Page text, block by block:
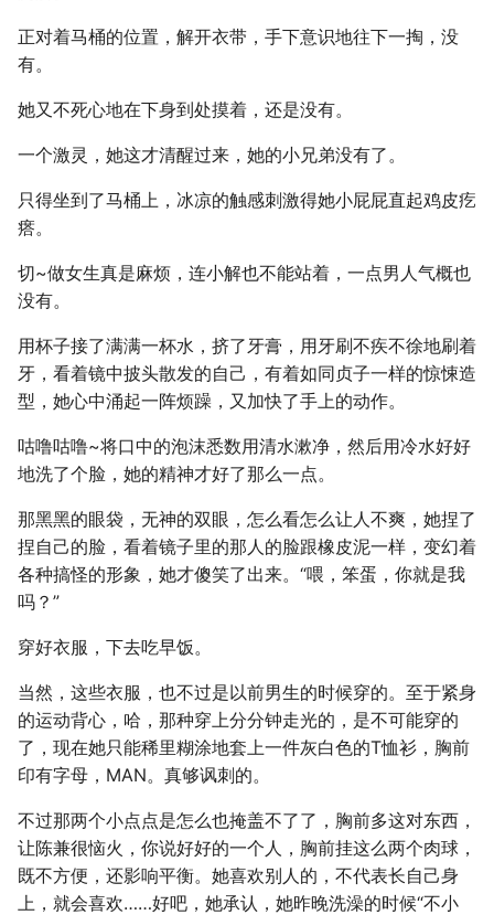
正对着马桶的位置，解开衣带，手下意识地往下一掏，没
有。
她又不死心地在下身到处摸着，还是没有。
一个激灵，她这才清醒过来，她的小兄弟没有了。
只得坐到了马桶上，冰凉的触感刺激得她小屁屁直起鸡皮疙
瘩。
切~做女生真是麻烦，连小解也不能站着，一点男人气概也
没有。
用杯子接了满满一杯水，挤了牙膏，用牙刷不疾不徐地刷着
牙，看着镜中披头散发的自己，有着如同贞子一样的惊悚造
型，她心中涌起一阵烦躁，又加快了手上的动作。
咕噜咕噜~将口中的泡沫悉数用清水漱净，然后用冷水好好
地洗了个脸，她的精神才好了那么一点。
那黑黑的眼袋，无神的双眼，怎么看怎么让人不爽，她捏了
捏自己的脸，看着镜子里的那人的脸跟橡皮泥一样，变幻着
各种搞怪的形象，她才傻笑了出来。“喂，笨蛋，你就是我
吗？”
穿好衣服，下去吃早饭。
当然，这些衣服，也不过是以前男生的时候穿的。至于紧身
的运动背心，哈，那种穿上分分钟走光的，是不可能穿的
了，现在她只能稀里糊涂地套上一件灰白色的T恤衫，胸前
印有字母，MAN。真够讽刺的。
不过那两个小点点是怎么也掩盖不了了，胸前多这对东西，
让陈兼很恼火，你说好好的一个人，胸前挂这么两个肉球，
既不方便，还影响平衡。她喜欢别人的，不代表长自己身
上，就会喜欢……好吧，她承认，她昨晚洗澡的时候“不小